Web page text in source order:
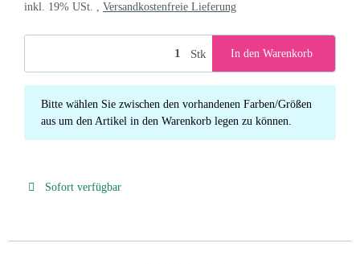
inkl. 19% USt. , Versandkostenfreie Lieferung
Stk In den Warenkorb
x
Bitte wählen Sie zwischen den vorhandenen Farben/Größen
aus um den Artikel in den Warenkorb legen zu können.
Sofort verfügbar